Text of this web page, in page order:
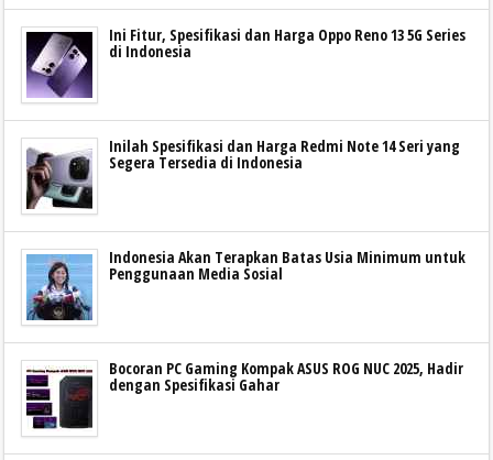
Ini Fitur, Spesifikasi dan Harga Oppo Reno 13 5G Series
di Indonesia
Inilah Spesifikasi dan Harga Redmi Note 14 Seri yang
Segera Tersedia di Indonesia
Indonesia Akan Terapkan Batas Usia Minimum untuk
Penggunaan Media Sosial
Bocoran PC Gaming Kompak ASUS ROG NUC 2025, Hadir
dengan Spesifikasi Gahar